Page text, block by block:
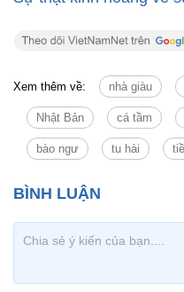
Xem thêm về: nhà giàu
Nhật Bản cá tầm
bào ngư tu hài